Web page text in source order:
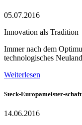
05.07.2016
Innovation als Tradition
Immer nach dem
technologisches
Weiterlesen
Steck-Europameister-
14.06.2016